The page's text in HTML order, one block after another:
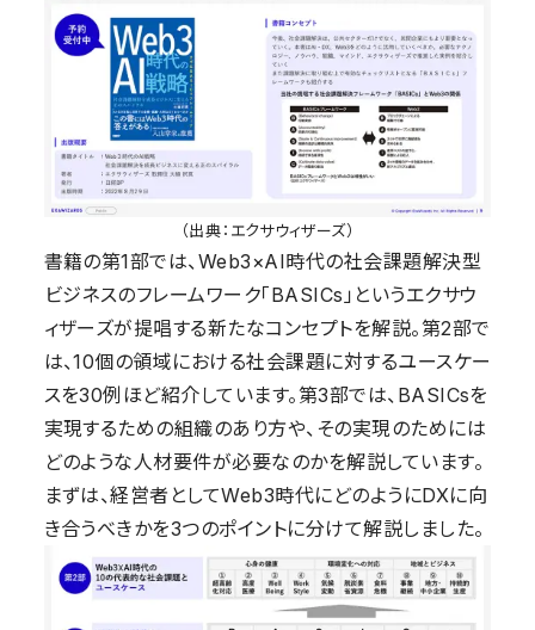
（出典：エクサウィザーズ）
書籍の第1部では、Web3×AI時代の社会課題解決型
ビジネスのフレームワーク「BASICs」というエクサウ
ィザーズが提唱する新たなコンセプトを解説。第2部で
は、10個の領域における社会課題に対するユースケー
スを30例ほど紹介しています。第3部では、BASICsを
実現するための組織のあり方や、その実現のためには
どのような人材要件が必要なのかを解説しています。
まずは、経営者としてWeb3時代にどのようにDXに向
き合うべきかを3つのポイントに分けて解説しました。